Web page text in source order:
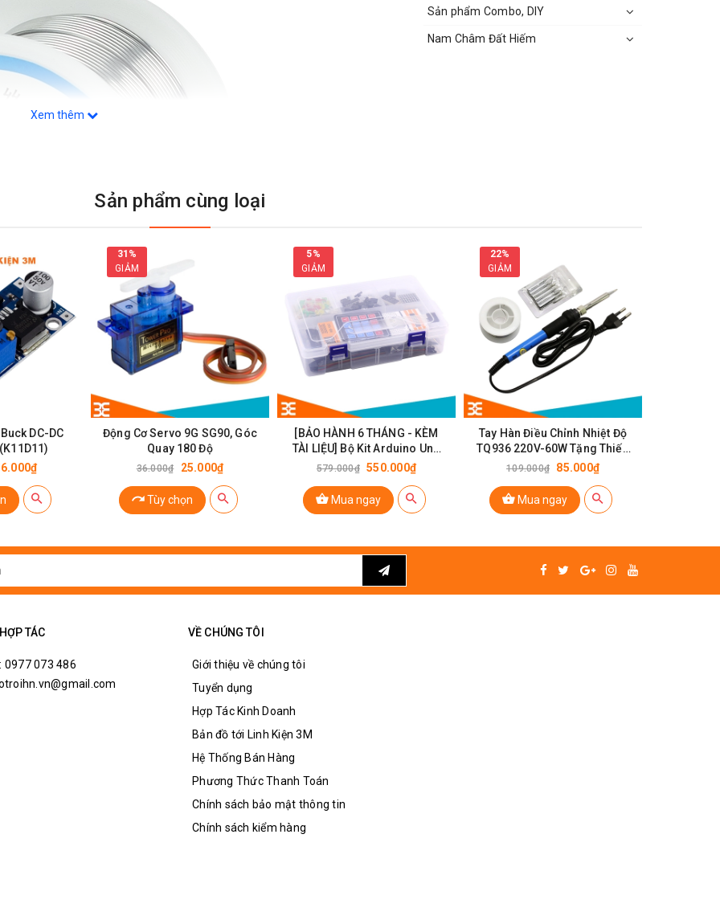
Thiếc Hàn 63A-63%
Xem thêm
Sản phẩm Combo, DIY
Nam Châm Đất Hiếm
Sản phẩm cùng loại
DC-DC
31%
GIẢM
Động Cơ Servo 9G SG90, Góc
Quay 180 Độ
36.000₫ 25.000₫
Tùy chọn
5%
GIẢM
[BẢO HÀNH 6 THÁNG - KÈM
TÀI LIỆU] Bộ Kit Arduino Uno
R3 V3 PLUS
579.000₫ 550.000₫
Mua ngay
22%
GIẢM
Tay Hàn Điều Chỉnh Nhiệt Độ
TQ936 220V-60W Tặng Thiếc
30g, 5 Mũi Hàn, Giá Đỡ Mỏ Hàn
109.000₫ 85.000₫
Mua ngay
TÁC
0977 073 486
VỀ CHÚNG TÔI
Giới thiệu về chúng tôi
Tuyển dụng
Hợp Tác Kinh Doanh
Bản đồ tới Linh Kiện 3M
Hệ Thống Bán Hàng
Phương Thức Thanh Toán
Chính sách bảo mật thông tin
Chính sách kiểm hàng